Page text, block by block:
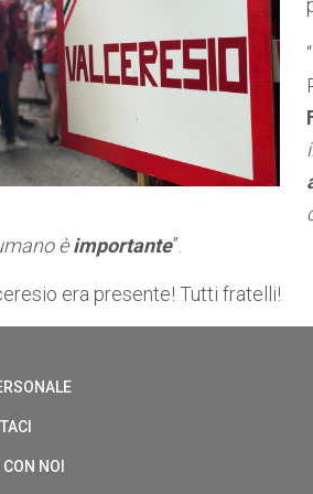
“
èimportante”.
era presente! Tutti fratelli!
NOI